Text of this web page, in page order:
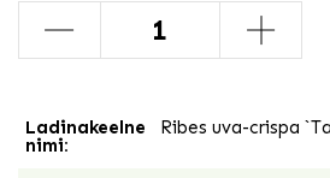
- +
Ladinakeelne
nimi:
Ribes uva-crispa